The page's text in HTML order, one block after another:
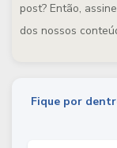
post? Então,
dos nossos
Fique por